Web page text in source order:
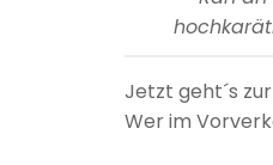
Jetzt geht´s
Wer im